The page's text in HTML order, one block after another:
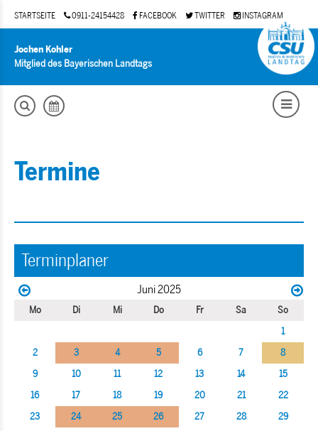
STARTSEITE 0911-24154428 FACEBOOK TWITTER INSTAGRAM
Jochen Kohler
Mitglied des Bayerischen Landtags
Termine
Terminplaner
Juni 2025
Mo Di Mi Do Fr Sa
So
1
2
3 4 5 6 7
8
9
10 11 12 13 14
15
16
17 18 19 20 21
22
23
24 25 26 27 28
29